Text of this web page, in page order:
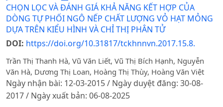
CHỌN LỌC VÀ ĐÁNH GIÁ KHẢ NĂNG KẾT HỢP CỦA
DÒNG TỰ PHỐI NGÔ NẾP CHẤT LƯỢNG VỎ HẠT MỎNG
DỰA TRÊN KIỂU HÌNH VÀ CHỈ THỊ PHÂN TỬ
DOI: https://doi.org/10.31817/tckhnnvn.2017.15.8.
Trần Thị Thanh Hà, Vũ Văn Liết, Vũ Thị Bích Hạnh, Nguyễn
Văn Hà, Dương Thị Loan, Hoàng Thị Thùy, Hoàng Văn Việt
Ngày nhận bài: 12-03-2015 / Ngày duyệt đăng: 30-08-
2017 / Ngày xuất bản: 06-08-2025